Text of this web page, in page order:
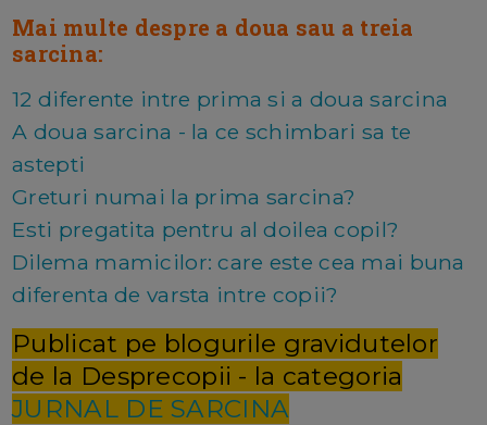
Mai multe despre a doua sau a treia
sarcina:
12 diferente intre prima si a doua sarcina
A doua sarcina - la ce schimbari sa te
astepti
Greturi numai la prima sarcina?
Esti pregatita pentru al doilea copil?
Dilema mamicilor: care este cea mai buna
diferenta de varsta intre copii?
Publicat pe blogurile gravidutelor
de la Desprecopii - la categoria
JURNAL DE SARCINA